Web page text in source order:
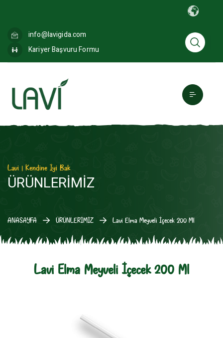
info@lavigida.com
Kariyer Başvuru Formu
Lavi | Kendine İyi Bak
ÜRÜNLERİMİZ
ANASAYFA ÜRÜNLERİMİZ Lavi Elma Meyveli İçecek 200 Ml
Lavi Elma Meyveli İçecek 200 Ml